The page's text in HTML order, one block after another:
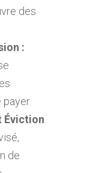
des
:
Éviction
de